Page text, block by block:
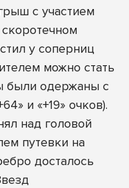
с участием
у соперниц
можно стать
были одержаны с
и «+19» очков).
над головой
путевки на
досталось